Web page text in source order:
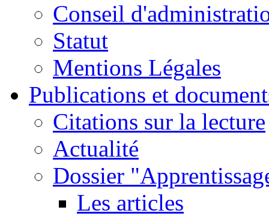
Conseil
Statut
Mentions Légales
Publications et
Citations sur la lecture
Actualité
Dossier
Les articles